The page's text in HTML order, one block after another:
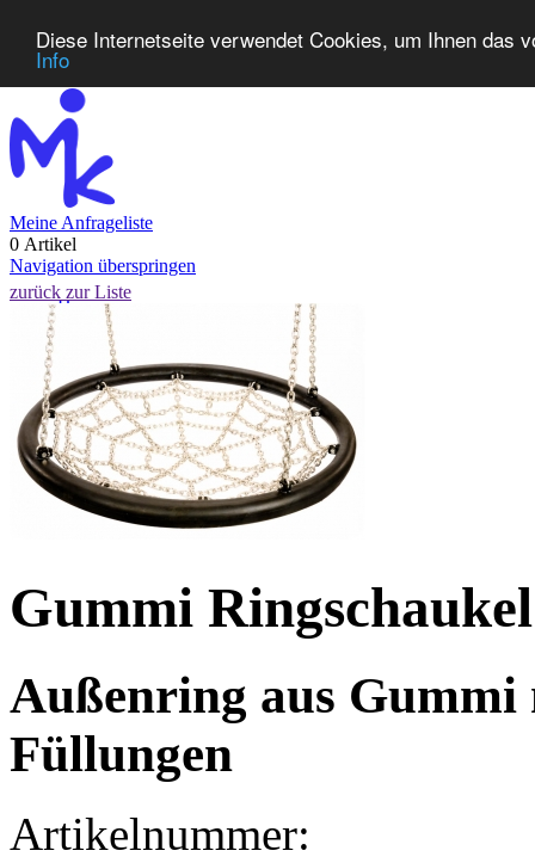
Diese Internetseite verwendet Cookies, um Ihnen das
Info
Meine Anfrageliste
0 Artikel
Navigation überspringen
Home
Produkte
Neuheiten
Kontakt
FAQ
zurück zur Liste
Gummi
Außenring aus Gummi
Füllungen
Artikelnummer: